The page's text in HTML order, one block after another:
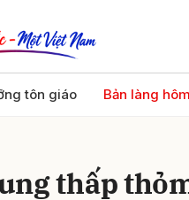
tôn giáo Bản làng
thấp
Gửi bình luận